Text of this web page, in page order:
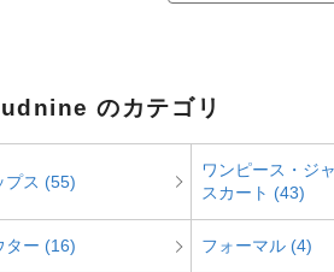
のカテゴリ
プス (55)
ワンピース・ジ
スカート (43)
ター (16) フォーマル (4)